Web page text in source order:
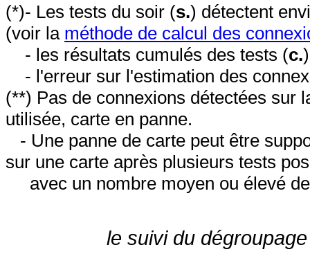
(*)- Les tests du soir (s.) détectent
(voir la méthode de calcul des
- les résultats cumulés des tests (c.
- l'erreur sur l'estimation des
(**) Pas de connexions détectées sur
utilisée, carte en panne.
- Une panne de carte peut être
sur une carte après plusieurs tests
avec un nombre moyen ou élevé
le suivi du